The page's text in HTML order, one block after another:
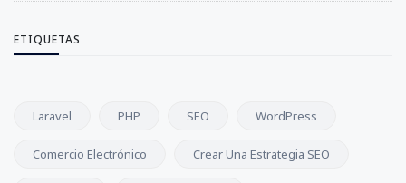
ETIQUETAS
Laravel PHP SEO WordPress
Comercio Electrónico Crear Una Estrategia SEO